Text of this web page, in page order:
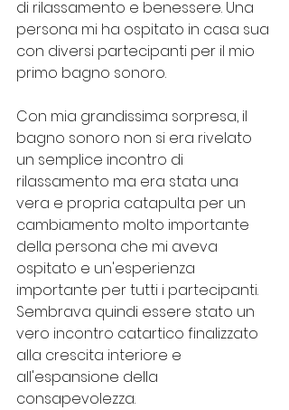
di rilassamento e benessere. Una
persona mi ha ospitato in casa sua
con diversi partecipanti per il mio
primo bagno sonoro.
Con mia grandissima sorpresa, il
bagno sonoro non si era rivelato
un semplice incontro di
rilassamento ma era stata una
vera e propria catapulta per un
cambiamento molto importante
della persona che mi aveva
ospitato e un'esperienza
importante per tutti i partecipanti.
Sembrava quindi essere stato un
vero incontro catartico finalizzato
alla crescita interiore e
all'espansione della
consapevolezza.